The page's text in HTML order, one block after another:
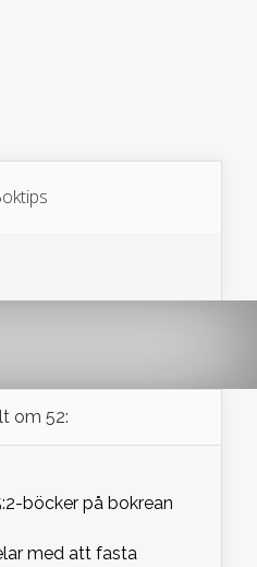
om 52:
böcker på bokrean
med att fasta